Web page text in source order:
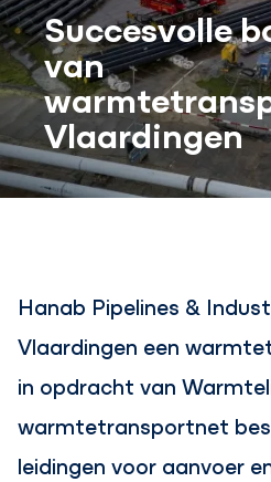
Succesvolle
van
Vlaardingen
Hanab Pipelines &
Vlaardingen een
in opdracht van
warmtetransportnet
leidingen voor aanvoer